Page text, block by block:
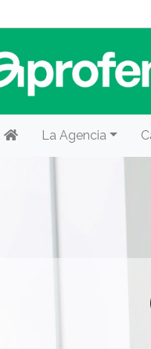
La Agencia